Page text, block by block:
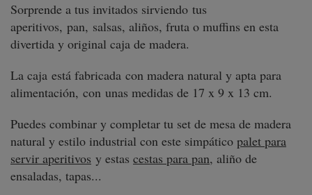
Sorprende a tus invitados sirviendo tus
aperitivos, pan, salsas, aliños, fruta o muffins en esta
divertida y original caja de madera.
La caja está fabricada con madera natural y apta para
alimentación, con unas medidas de 17 x 9 x 13 cm.
Puedes combinar y completar tu set de mesa de madera
natural y estilo industrial con este simpático palet para
servir aperitivos y estas cestas para pan, aliño de
ensaladas, tapas...